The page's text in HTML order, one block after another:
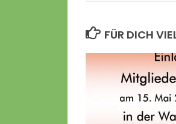
FÜR DICH